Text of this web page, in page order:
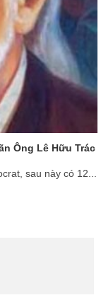
Ông Lê Hữu Trác
sau này có 12...